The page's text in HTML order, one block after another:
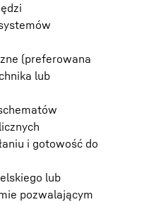
(preferowana
lub
i gotowość do
lub
pozwalającym